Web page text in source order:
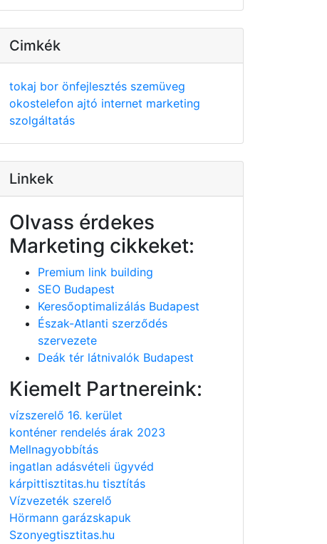
Cimkék
tokaj bor önfejlesztés szemüveg
okostelefon ajtó internet marketing
szolgáltatás
Linkek
Olvass érdekes
Marketing cikkeket:
Premium link building
SEO Budapest
Keresőoptimalizálás Budapest
Észak-Atlanti szerződés
szervezete
Deák tér látnivalók Budapest
Kiemelt Partnereink:
vízszerelő 16. kerület
konténer rendelés árak 2023
Mellnagyobbítás
ingatlan adásvételi ügyvéd
kárpittisztitas.hu tisztítás
Vízvezeték szerelő
Hörmann garázskapuk
Szonyegtisztitas.hu